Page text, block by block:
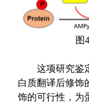
图
这项研究鉴
白质翻译后修饰
饰的可行性，为